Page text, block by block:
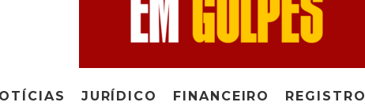
JURÍDICO FINANCEIRO REGISTRO